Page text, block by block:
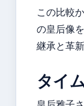
この比較
の皇后像
継承と革
タイ